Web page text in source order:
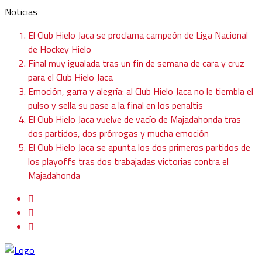
Noticias
El Club Hielo Jaca se proclama campeón de Liga Nacional
de Hockey Hielo
Final muy igualada tras un fin de semana de cara y cruz
para el Club Hielo Jaca
Emoción, garra y alegría: al Club Hielo Jaca no le tiembla el
pulso y sella su pase a la final en los penaltis
El Club Hielo Jaca vuelve de vacío de Majadahonda tras
dos partidos, dos prórrogas y mucha emoción
El Club Hielo Jaca se apunta los dos primeros partidos de
los playoffs tras dos trabajadas victorias contra el
Majadahonda